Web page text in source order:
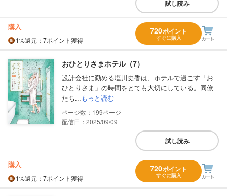
試し読み
購入
1%還元 ：7ポイント獲得
720ポイント
すぐに購入
おひとりさまホテル（7）
設計会社に勤める塩川史香は、ホテルで過ごす「お
ひとりさま」の時間をとても大切にしている。同僚
たち...もっと読む
199
配信日：2025/09/09
試し読み
購入
1%還元 ：7ポイント獲得
720ポイント
すぐに購入